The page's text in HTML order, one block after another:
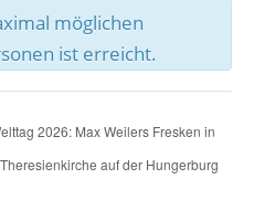
möglichen
ist erreicht.
2026: Max Weilers Fresken in
auf der Hungerburg